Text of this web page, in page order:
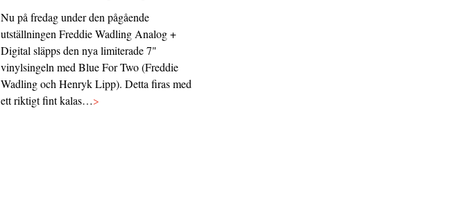
Nu på fredag under den pågående
utställningen Freddie Wadling Analog +
Digital släpps den nya limiterade 7"
vinylsingeln med Blue For Two (Freddie
Wadling och Henryk Lipp). Detta firas med
ett riktigt fint kalas…>